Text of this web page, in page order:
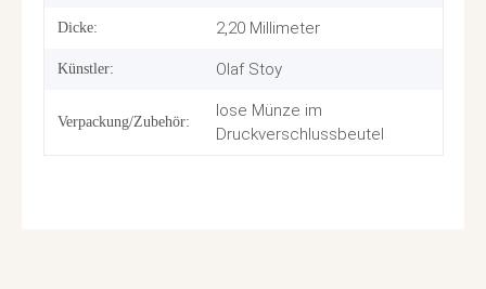
Dicke: 2,20 Millimeter
Künstler: Olaf Stoy
Verpackung/Zubehör:
lose Münze im
Druckverschlussbeutel